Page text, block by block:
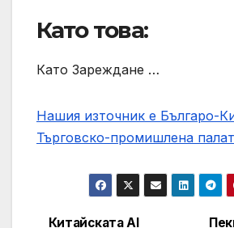
Като това:
Като Зареждане …
Нашия източник е Българо-
Търговско-промишлена
Китайската AI